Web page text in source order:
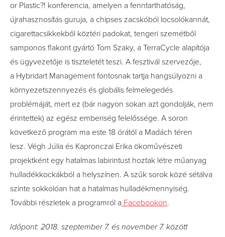
or Plastic?! konferencia, amelyen a fenntarthatóság,
újrahasznosítás guruja, a chipses zacskóból locsolókannát,
cigarettacsikkekből köztéri padokat, tengeri szemétből
samponos flakont gyártó Tom Szaky, a TerraCycle alapítója
és ügyvezetője is tiszteletét teszi. A fesztivál szervezője,
a Hybridart Management fontosnak tartja hangsúlyozni a
környezetszennyezés és globális felmelegedés
problémáját, mert ez (bár nagyon sokan azt gondolják, nem
érintettek) az egész emberiség felelőssége. A soron
következő program ma este 18 órától a Madách téren
lesz. Végh Júlia és Kapronczai Erika ökoművészeti
projektként egy hatalmas labirintust hoztak létre műanyag
hulladékkockákból a helyszínen. A szűk sorok közé sétálva
szinte sokkolóan hat a hatalmas hulladékmennyiség.
További részletek a programról a Facebookon.
Időpont: 2018. szeptember 7. és november 7. között